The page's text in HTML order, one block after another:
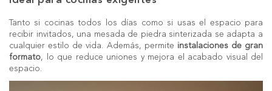
Tanto si cocinas todos los días como si usas el espacio para
recibir invitados, una mesada de piedra sinterizada se adapta a
cualquier estilo de vida. Además, permite instalaciones de gran
formato, lo que reduce uniones y mejora el acabado visual del
espacio.